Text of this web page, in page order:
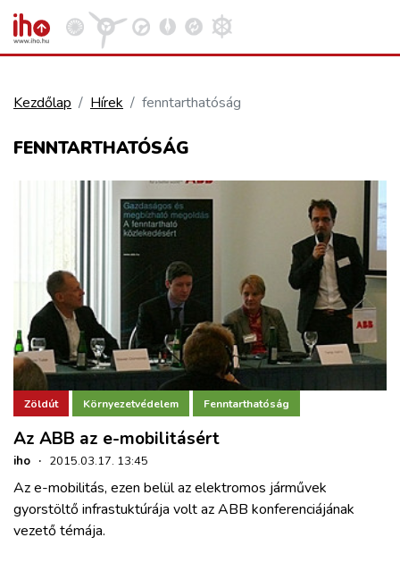
KÖZLEKEDÉSFEJLESZTÉS
ELLÁTÁSI LÁNC
ZÖLDÚT
HAJÓZÁS
BLOG
Kezdőlap Hírek fenntarthatóság
FENNTARTHATÓSÁG
Zöldút Környezetvédelem Fenntarthatóság
Az ABB az e-mobilitásért
iho · 2015.03.17. 13:45
Az e-mobilitás, ezen belül az elektromos járművek
gyorstöltő infrastuktúrája volt az ABB konferenciájának
vezető témája.